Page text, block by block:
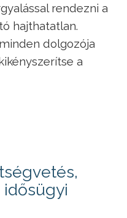
rendezni a
hajthatatlan.
dolgozója
a
idősügyi